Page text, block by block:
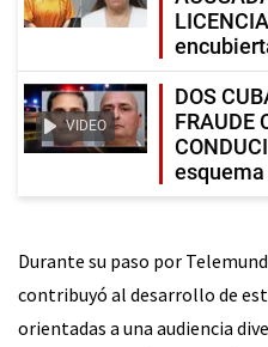
VIDEO
DOS
FRAUDE
Durante su paso por
contribuyó al desarrollo de
orientadas a una audiencia